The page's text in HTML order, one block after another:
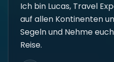
Ich bin Lucas, Travel
auf allen Kontinenten
Segeln und Nehme
Reise.